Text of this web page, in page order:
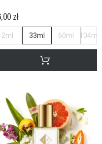
zł
2ml 33ml 60ml 104ml